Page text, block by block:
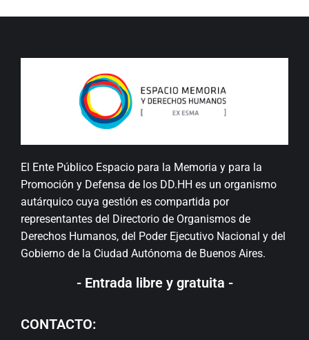
El Ente Público Espacio para la Memoria y para la
Promoción y Defensa de los DD.HH es un organismo
autárquico cuya gestión es compartida por
representantes del Directorio de Organismos de
Derechos Humanos, del Poder Ejecutivo Nacional y del
Gobierno de la Ciudad Autónoma de Buenos Aires.
- Entrada libre y gratuita -
CONTACTO: